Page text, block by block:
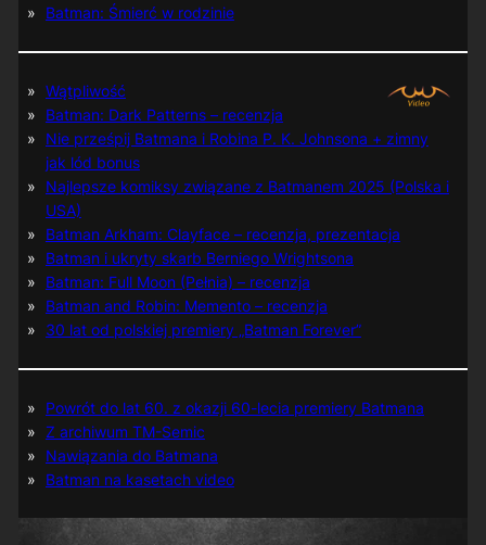
Batman: Śmierć w rodzinie
Wątpliwość
Batman: Dark Patterns – recenzja
Nie prześpij Batmana i Robina P. K. Johnsona + zimny
jak lód bonus
Najlepsze komiksy związane z Batmanem 2025 (Polska i
USA)
Batman Arkham: Clayface – recenzja, prezentacja
Batman i ukryty skarb Berniego Wrightsona
Batman: Full Moon (Pełnia) – recenzja
Batman and Robin: Memento – recenzja
30 lat od polskiej premiery „Batman Forever”
Powrót do lat 60. z okazji 60-lecia premiery Batmana
Z archiwum TM-Semic
Nawiązania do Batmana
Batman na kasetach video